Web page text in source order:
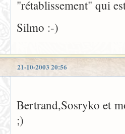
"rétablissement" qui
Silmo :-)
21-10-2003 20:56
Bertrand,Sosryko et
;)